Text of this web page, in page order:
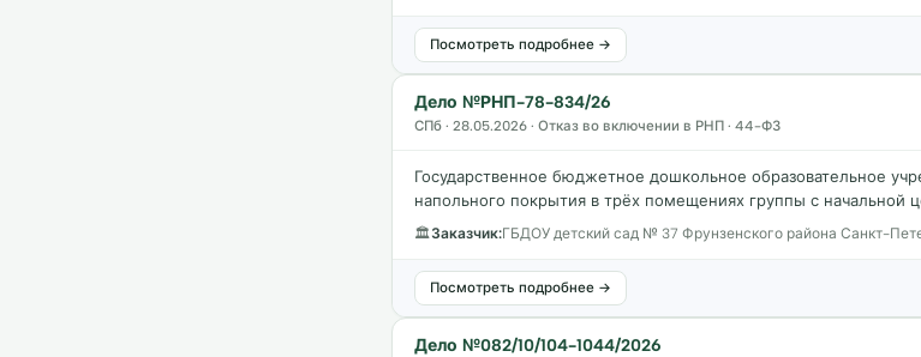
Посмотреть подробнее →
Дело №РНП-78-834/26
СПб · 28.05.2026 · Отказ во включении в РНП · 44-ФЗ
Государственное бюджетное дошкольное образовательное
напольного покрытия в трёх помещениях группы с начальной
🏛 Заказчик:ГБДОУ детский сад № 37 Фрунзенского района Санкт-
Посмотреть подробнее →
Дело №082/10/104-1044/2026